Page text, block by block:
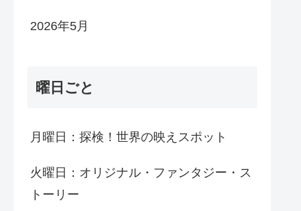
2026年5月
曜日ごと
月曜日：探検！世界の映えスポット
火曜日：オリジナル・ファンタジー・ス
トーリー